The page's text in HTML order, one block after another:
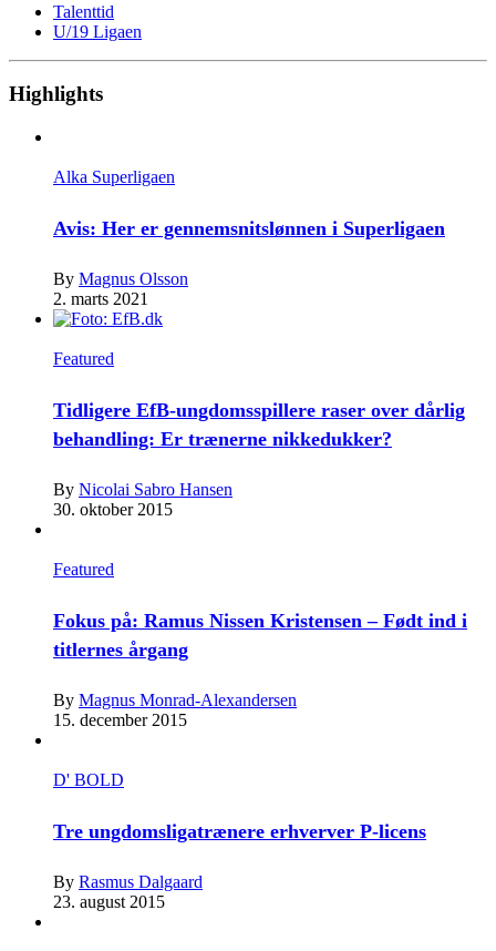
Talenttid
U/19 Ligaen
Highlights
Alka Superligaen
Avis: Her er gennemsnitslønnen i Superligaen
By Magnus Olsson
2. marts 2021
Featured
Tidligere EfB-ungdomsspillere raser over dårlig
behandling: Er trænerne nikkedukker?
By Nicolai Sabro Hansen
30. oktober 2015
Featured
Fokus på: Ramus Nissen Kristensen – Født ind i
titlernes årgang
By Magnus Monrad-Alexandersen
15. december 2015
D' BOLD
Tre ungdomsligatrænere erhverver P-licens
By Rasmus Dalgaard
23. august 2015